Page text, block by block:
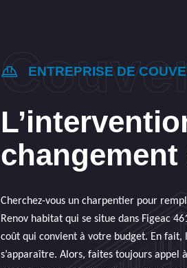
ENTREPRISE DE
changement
Cherchez-vous un charpentier pour
Renov habitat qui se situe dans Figeac
coût qui convient à votre budget. En
s’apparaître. Alors, faites toujours appel